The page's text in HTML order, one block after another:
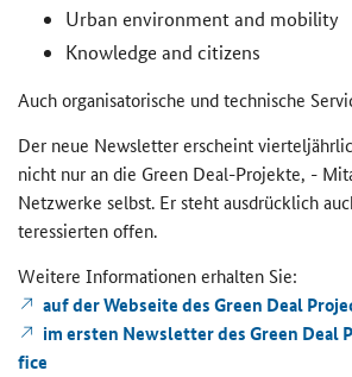
Urban environment and mobility
Knowledge and citizens
Auch or­ga­ni­sa­to­ri­sche und tech­ni­sche
Der neue Newsletterer­scheint
nicht nur an die Green Deal-​Projekte, -
Netzwerke selbst. Er steht aus­drück­lich
ter­es­sier­ten offen.
Wei­te­re In­for­ma­tio­nen er­hal­ten Sie:
auf der Web­sei­te desGreen Deal
im ers­ten News­let­ter des Green
fice